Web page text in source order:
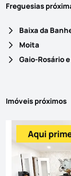
Freguesias
Baixa da
Moita
Gaio-Rosário
Imóveis próximos
Aqui